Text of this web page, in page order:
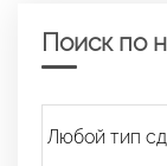
Поиск по